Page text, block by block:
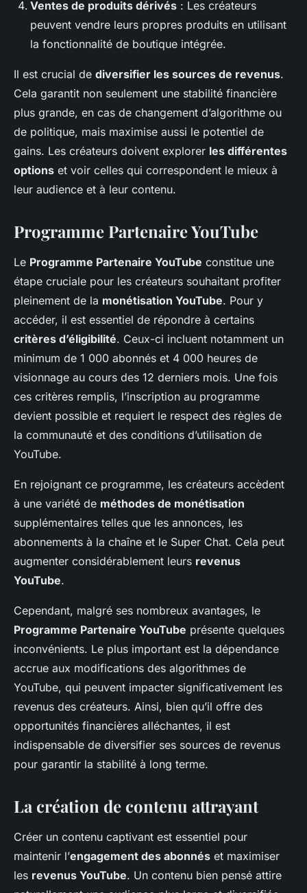
Ventes de produits dérivés : Les créateurs
peuvent vendre leurs propres produits en utilisant
la fonctionnalité de boutique intégrée.
Il est crucial de diversifier les sources de revenus.
Cela garantit non seulement une stabilité financière
plus grande, en cas de changement d’algorithme ou
de politique, mais maximise aussi le potentiel de
gains. Les créateurs doivent explorer les différentes
options et voir celles qui correspondent le mieux à
leur audience et à leur contenu.
Programme Partenaire YouTube
Le Programme Partenaire YouTube constitue une
étape cruciale pour les créateurs souhaitant profiter
pleinement de la monétisation YouTube. Pour y
accéder, il est essentiel de répondre à certains
critères d’éligibilité. Ceux-ci incluent notamment un
minimum de 1 000 abonnés et 4 000 heures de
visionnage au cours des 12 derniers mois. Une fois
ces critères remplis, l’inscription au programme
devient possible et requiert le respect des règles de
la communauté et des conditions d’utilisation de
YouTube.
En rejoignant ce programme, les créateurs accèdent
à une variété de méthodes de monétisation
supplémentaires telles que les annonces, les
abonnements à la chaîne et le Super Chat. Cela peut
augmenter considérablement leurs revenus
YouTube.
Cependant, malgré ses nombreux avantages, le
Programme Partenaire YouTube présente quelques
inconvénients. Le plus important est la dépendance
accrue aux modifications des algorithmes de
YouTube, qui peuvent impacter significativement les
revenus des créateurs. Ainsi, bien qu’il offre des
opportunités financières alléchantes, il est
indispensable de diversifier ses sources de revenus
pour garantir la stabilité à long terme.
La création de contenu attrayant
Créer un contenu captivant est essentiel pour
maintenir l’engagement des abonnés et maximiser
les revenus YouTube. Un contenu bien pensé attire